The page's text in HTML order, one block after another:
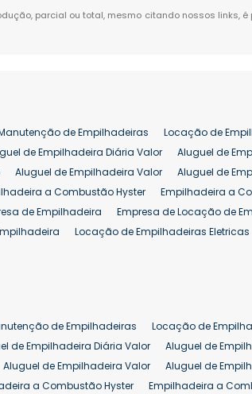
parcial ou total, mesmo citando nossos links,
de Empilhadeiras
Locação de
de Empilhadeira Diária Valor
Aluguel de
Aluguel de Empilhadeira Valor
Aluguel de
a Combustão Hyster
Empilhadeira a
de Empilhadeira
Empresa de Locação de
Locação de Empilhadeiras Eletricas
a Combustão 25 ton
Preço de
de Empilhadeiras
Locação de
de Empilhadeira Diária Valor
Aluguel de
Aluguel de Empilhadeira Valor
Aluguel de
a Combustão Hyster
Empilhadeira a